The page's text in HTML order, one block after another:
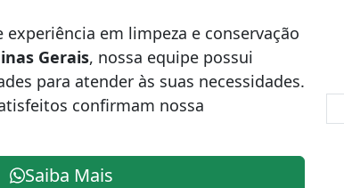
experiência em limpeza e conservação
Gerais, nossa equipe possui
para atender às suas necessidades.
confirmam nossa
Saiba Mais